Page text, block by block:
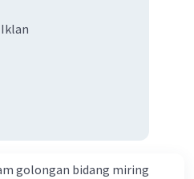
Iklan
golongan bidang miring